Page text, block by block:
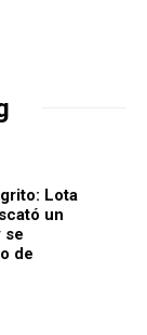
Lota
un
se
de